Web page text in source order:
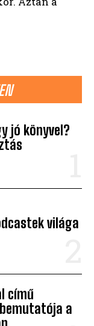
jó könyvel?
világa
című
a